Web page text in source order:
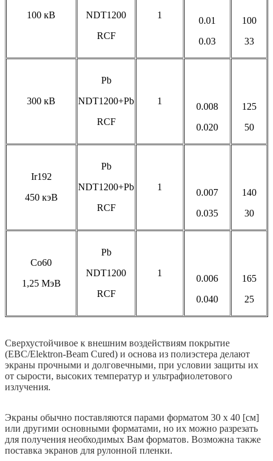
100 кВ
NDT1200
RCF
1
0.01
0.03
100
33
300 кВ
Pb
NDT1200+Pb
RCF
1
0.008
0.020
125
50
Ir192
450 кэВ
Pb
NDT1200+Pb
RCF
1
0.007
0.035
140
30
Со60
1,25 МэВ
Pb
NDT1200
RCF
1
0.006
0.040
165
25
Сверхустойчивое к внешним воздействиям покрытие
(EBC/Elektron-Beam Cured) и основа из полиэстера делают
экраны прочными и долговечными, при условии защиты их
от сырости, высоких температур и ультрафиолетового
излучения.
Экраны обычно поставляются парами форматом 30 х 40 [см]
или другими основными форматами, но их можно разрезать
для получения необходимых Вам форматов. Возможна также
поставка экранов для рулонной пленки.